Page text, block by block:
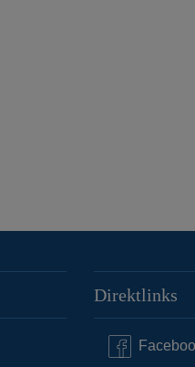
Direktlinks